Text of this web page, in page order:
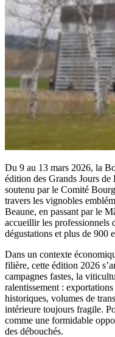
Du 9 au 13 mars 2026, la
édition des Grands Jours
soutenu par le Comité
travers les vignobles
Beaune, en passant par le
accueillir les professionnels
dégustations et plus de 900
Dans un contexte
filière, cette édition 2026
campagnes fastes, la
ralentissement :
historiques, volumes de
intérieure toujours fragile.
comme une formidable
des débouchés.